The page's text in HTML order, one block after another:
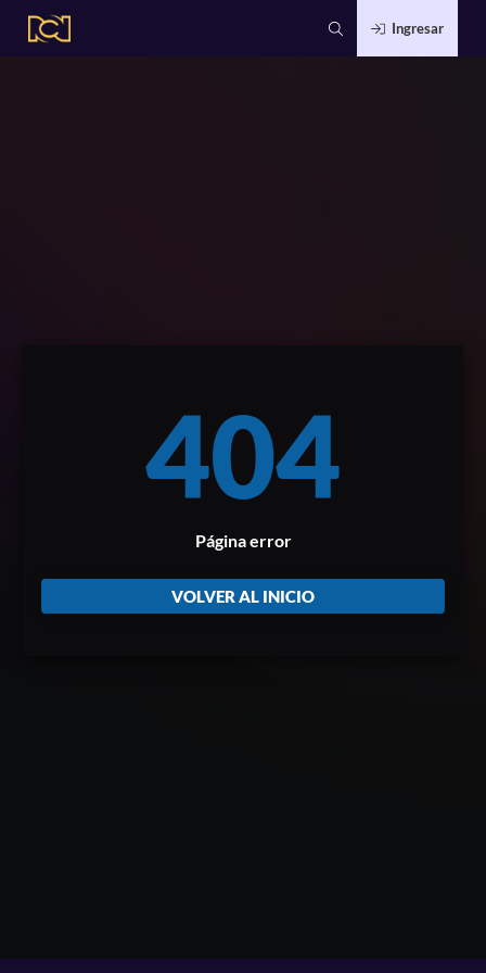
Ingresar
404
Página error
VOLVER AL INICIO